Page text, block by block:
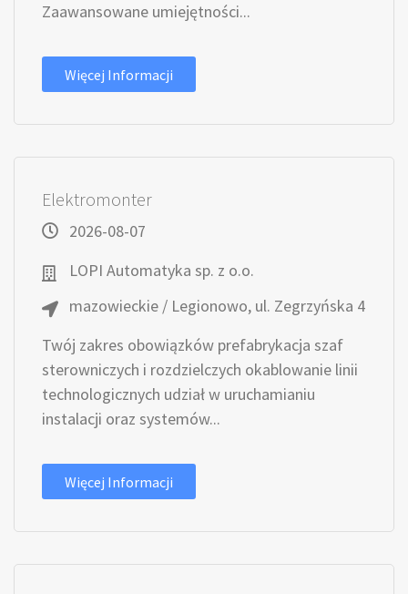
Zaawansowane umiejętności...
Więcej Informacji
Elektromonter
2026-08-07
LOPI Automatyka sp. z o.o.
mazowieckie / Legionowo, ul. Zegrzyńska 4
Twój zakres obowiązków prefabrykacja szaf
sterowniczych i rozdzielczych okablowanie linii
technologicznych udział w uruchamianiu
instalacji oraz systemów...
Więcej Informacji